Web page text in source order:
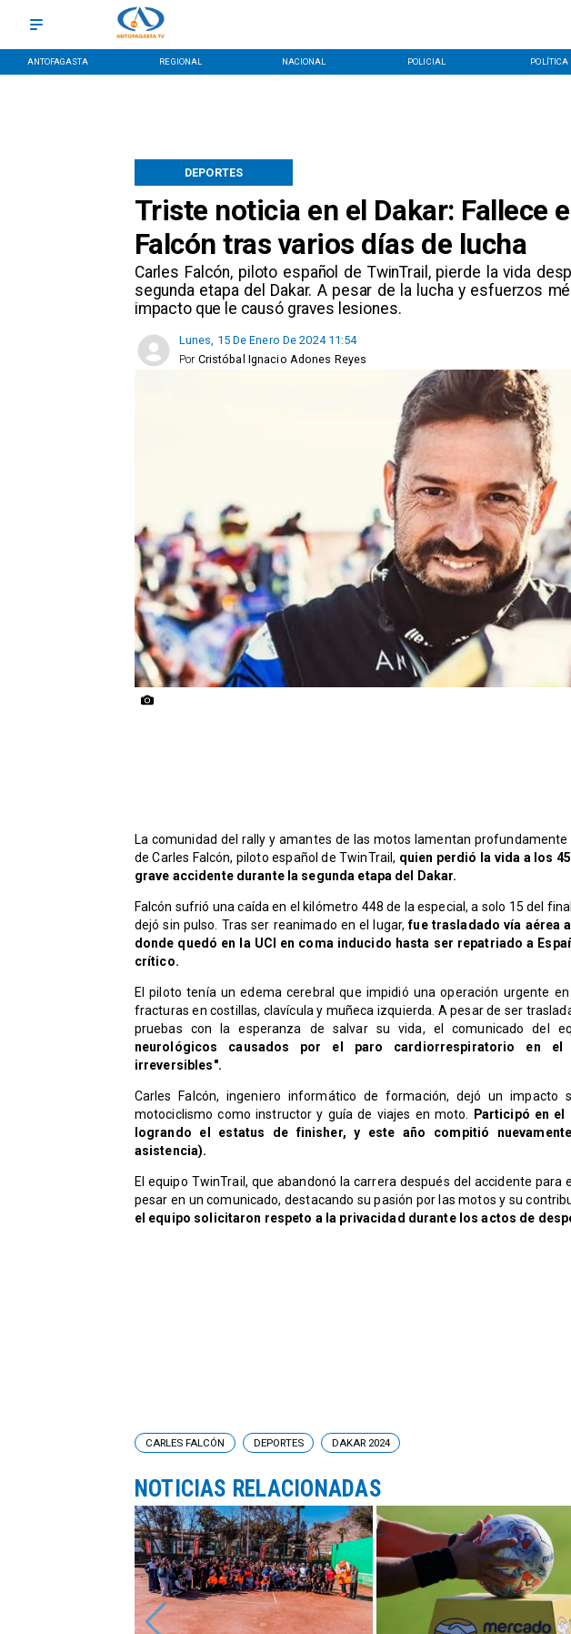
ANTOFAGASTA REGIONAL NACIONAL POLICIAL POLÍTICA
Triste noticia en el Dakar: Fallece
Falcón tras varios días de lucha
​Carles Falcón, piloto español de TwinTrail, pierde la vida
segunda etapa del Dakar. A pesar de la lucha y esfuerzos
impacto que le causó graves lesiones.
DEPORTES
Lunes, 15 De Enero De 2024 11:54
Cristóbal Ignacio Adones Reyes
Por
​La comunidad del rally y amantes de las motos lamentan
de Carles Falcón, piloto español de TwinTrail, quien perdió la vida a los
grave accidente durante la segunda etapa del Dakar.
​Falcón sufrió una caída en el kilómetro 448 de la especial, a solo 15 del
dejó sin pulso. Tras ser reanimado en el lugar,fue trasladado vía aérea
donde quedó en la UCI en coma inducido hasta ser repatriado a
crítico.
El piloto tenía un edema cerebral que impidió una operación urgente
fracturas en costillas, clavícula y muñeca izquierda. A pesar de ser
pruebas con la esperanza de salvar su vida, el comunicado del
neurológicos causados por el paro cardiorrespiratorio en el
irreversibles".
Carles Falcón, ingeniero informático de formación, dejó un impacto
motociclismo como instructor y guía de viajes en moto.
Participó en el
logrando el estatus de finisher, y este año compitió
asistencia).
El equipo TwinTrail, que abandonó la carrera después del accidente para
pesar en un comunicado, destacando su pasión por las motos y su
el equipo solicitaron respeto a la privacidad durante los actos de
CARLES FALCÓN DEPORTES DAKAR 2024
NOTICIAS RELACIONADAS